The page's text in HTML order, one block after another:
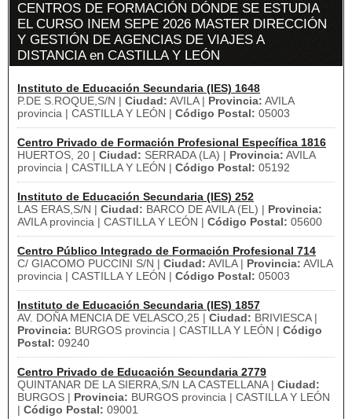
CENTROS DE FORMACIÓN DÓNDE SE ESTUDIA
EL CURSO INEM SEPE 2026 MASTER DIRECCIÓN
Y GESTIÓN DE AGENCIAS DE VIAJES A
DISTANCIA en CASTILLA Y LEÓN
Instituto de Educación Secundaria (IES) 1648
P.DE S.ROQUE,S/N | Ciudad: AVILA | Provincia: AVILA
provincia | CASTILLA Y LEÓN | Código Postal: 05003
Centro Privado de Formación Profesional Específica 1816
HUERTOS, 20 | Ciudad: SERRADA (LA) | Provincia: AVILA
provincia | CASTILLA Y LEÓN | Código Postal: 05192
Instituto de Educación Secundaria (IES) 252
LAS ERAS,S/N | Ciudad: BARCO DE AVILA (EL) | Provincia:
AVILA provincia | CASTILLA Y LEÓN | Código Postal: 05600
Centro Público Integrado de Formación Profesional 714
C/ GIACOMO PUCCINI S/N | Ciudad: AVILA | Provincia: AVILA
provincia | CASTILLA Y LEÓN | Código Postal: 05003
Instituto de Educación Secundaria (IES) 1857
AV. DOÑA MENCIA DE VELASCO,25 | Ciudad: BRIVIESCA |
Provincia: BURGOS provincia | CASTILLA Y LEÓN | Código
Postal: 09240
Centro Privado de Educación Secundaria 2779
QUINTANAR DE LA SIERRA,S/N LA CASTELLANA | Ciudad:
BURGOS | Provincia: BURGOS provincia | CASTILLA Y LEÓN
| Código Postal: 09001